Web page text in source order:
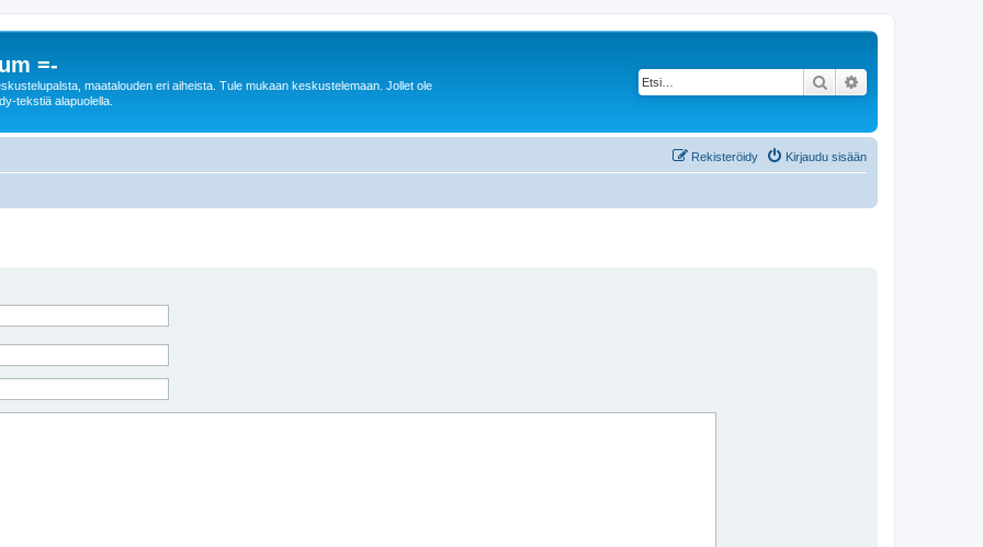
=-
maatalouden eri aiheista. Tule mukaan keskustelemaan. Jollet ole
tekstiä alapuolella.
Etsi
Kirjaudu sisään
Rekisteröidy